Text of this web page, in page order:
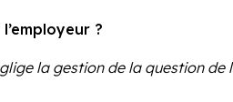
?
la gestion de la question